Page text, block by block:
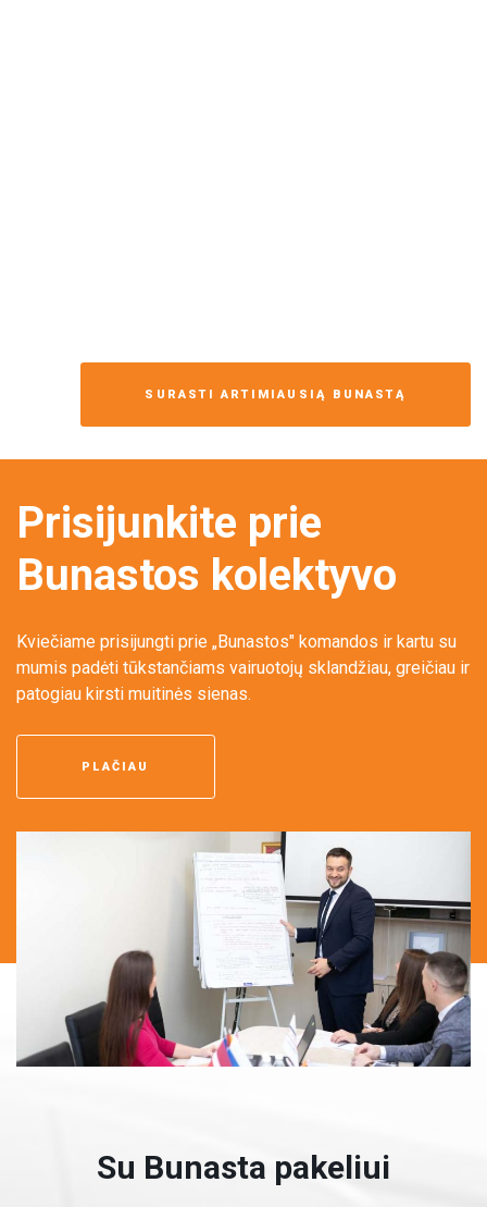
SURASTI ARTIMIAUSIĄ BUNASTĄ
Prisijunkite prie
Bunastos kolektyvo
Kviečiame prisijungti prie „Bunastos" komandos ir kartu su
mumis padėti tūkstančiams vairuotojų sklandžiau, greičiau ir
patogiau kirsti muitinės sienas.
PLAČIAU
Su Bunasta pakeliui